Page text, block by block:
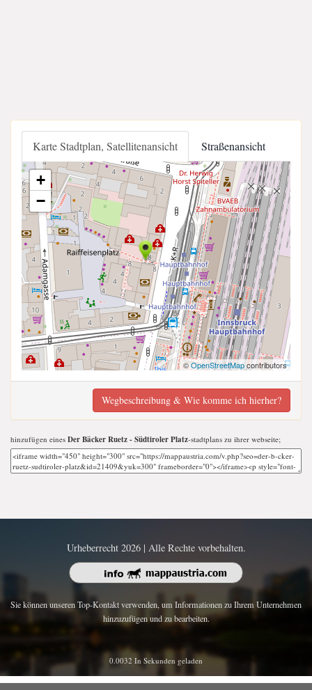
Karte Stadtplan, Satellitenansicht Straßenansicht
+
−
©OpenStreetMapcontributors
Wegbeschreibung & Wie komme ich hierher?
hinzufügen eines Der Bäcker Ruetz - Südtiroler Platz-stadtplans zu ihrer webseite;
Urheberrecht 2026 | Alle Rechte vorbehalten.
Sie können unseren Top-Kontakt verwenden, um Informationen zu Ihrem Unternehmen
hinzuzufügen und zu bearbeiten.
0.0032 In Sekunden geladen